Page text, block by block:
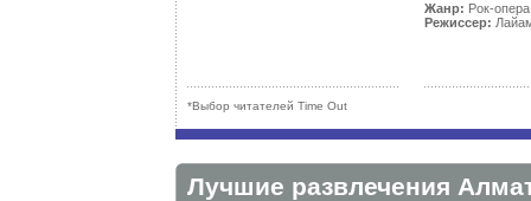
Жанр: Рок-опера
Режиссер:
*Выбор читателей Time Out
Лучшие развлечения